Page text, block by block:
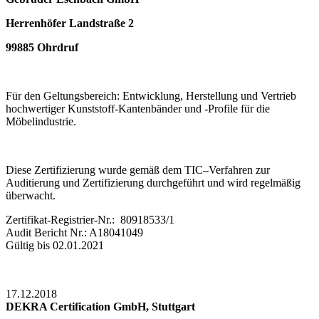
Herrenhöfer Landstraße 2
99885 Ohrdruf
Für den Geltungsbereich: Entwicklung, Herstellung und Vertrieb
hochwertiger Kunststoff-Kantenbänder und -Profile für die
Möbelindustrie.
Diese Zertifizierung wurde gemäß dem TIC–Verfahren zur
Auditierung und Zertifizierung durchgeführt und wird regelmäßig
überwacht.
Zertifikat-Registrier-Nr.: 80918533/1
Audit Bericht Nr.: A18041049
Gültig bis 02.01.2021
17.12.2018
DEKRA Certification GmbH, Stuttgart